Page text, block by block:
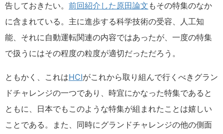
告しておきたい。 前回紹介した原田論文 もその特集のなか
に含まれている。主に進歩する科学技術の受容、人工知
能、それに自動運転関連の内容ではあったが、一度の特集
で扱うにはその程度の粒度が適切だっただろう。
ともかく、これはHCIがこれから取り組んで行くべきグラン
ドチャレンジの一つであり、時宜にかなった特集であると
ともに、日本でもこのような特集が組まれたことは嬉しい
ことである。また、同時にグランドチャレンジの他の側面